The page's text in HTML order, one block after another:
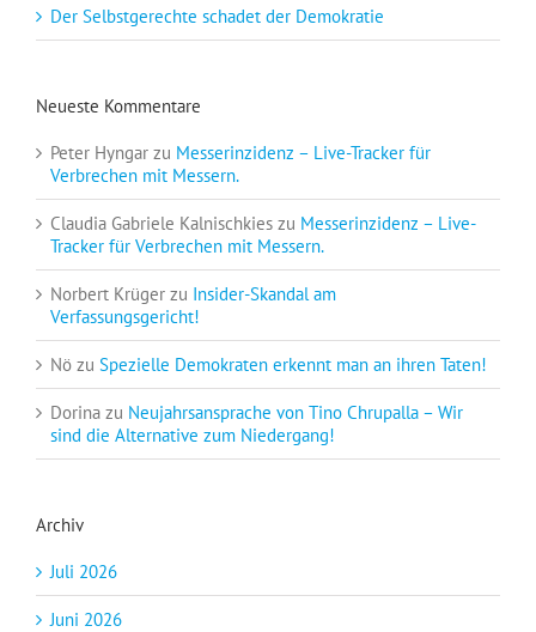
Der Selbstgerechte schadet der Demokratie
Neueste Kommentare
Peter Hyngar zu Messerinzidenz – Live-Tracker für
Verbrechen mit Messern.
Claudia Gabriele Kalnischkies zu Messerinzidenz – Live-
Tracker für Verbrechen mit Messern.
Norbert Krüger zu Insider-Skandal am
Verfassungsgericht!
Nö zu Spezielle Demokraten erkennt man an ihren Taten!
Dorina zu Neujahrsansprache von Tino Chrupalla – Wir
sind die Alternative zum Niedergang!
Archiv
Juli 2026
Juni 2026